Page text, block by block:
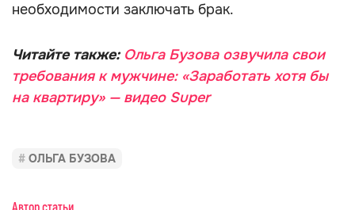
необходимости заключать брак.
Читайте также: Ольга Бузова озвучила свои
требования к мужчине: «Заработать хотя бы
на квартиру» — видео Super
ОЛЬГА БУЗОВА